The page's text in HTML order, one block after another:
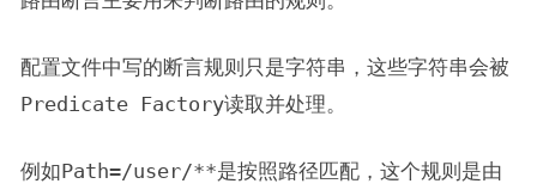
配置文件中写的断言规则只是字符串，这些字符串会被
Predicate Factory读取并处理。
例如Path=/user/**是按照路径匹配，这个规则是由